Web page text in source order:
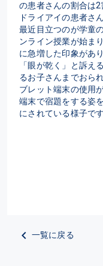
の患者さんの割合は2
ドライアイの患者さ
最近目立つのが学童
ンライン授業が始ま
に急増した印象があ
「眼が乾く」と訴え
るお子さんまでおら
ブレット端末の使用
端末で宿題をする姿
にされている様子です
一覧に戻る